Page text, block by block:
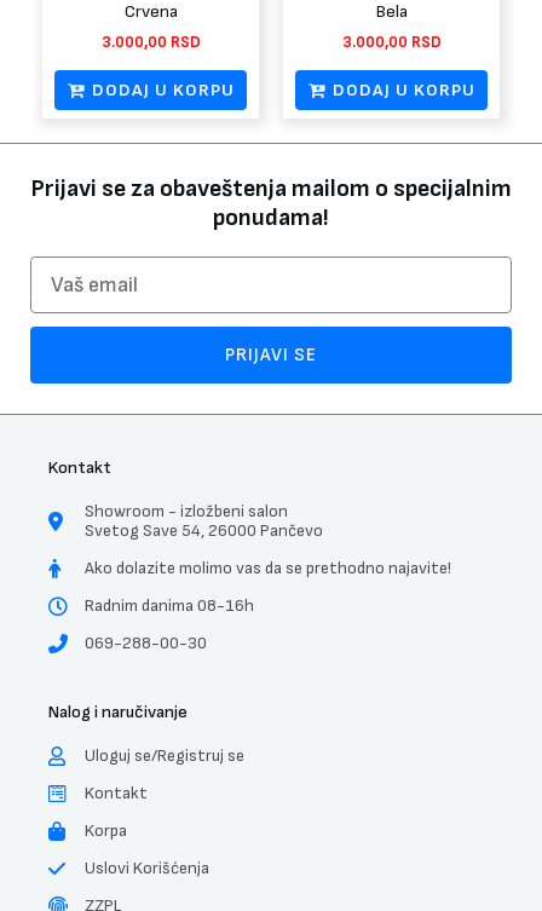
Crvena
3.000,00 RSD
DODAJ U KORPU
Bela
3.000,00 RSD
DODAJ U KORPU
Prijavi se za obaveštenja mailom o specijalnim
ponudama!
PRIJAVI SE
Kontakt
Showroom - izložbeni salon
Svetog Save 54, 26000 Pančevo
Ako dolazite molimo vas da se prethodno najavite!
Radnim danima 08-16h
069-288-00-30
Nalog i naručivanje
Uloguj se/Registruj se
Kontakt
Korpa
Uslovi Korišćenja
ZZPL